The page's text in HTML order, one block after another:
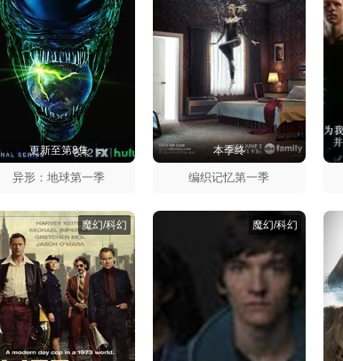
更新至第8集
异形：地球第一季
本季终
编织记忆第一季
魔幻/科幻 魔幻/科幻